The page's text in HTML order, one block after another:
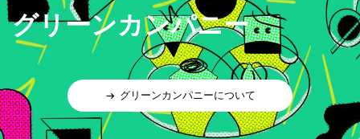
グリーンカンパニー
グリーンカンパニーについて